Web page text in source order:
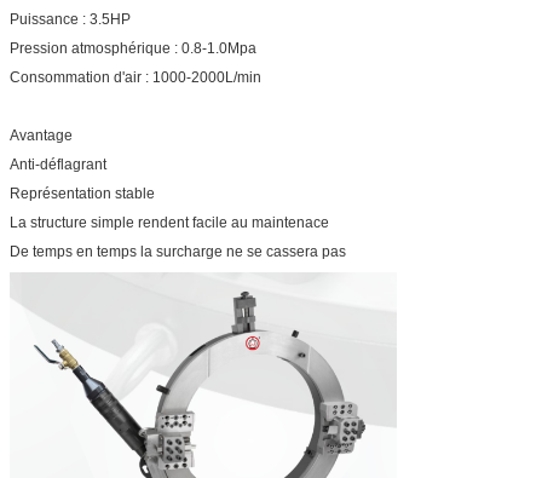
Puissance : 3.5HP
Pression atmosphérique : 0.8-1.0Mpa
Consommation d'air : 1000-2000L/min
Avantage
Anti-déflagrant
Représentation stable
La structure simple rendent facile au maintenace
De temps en temps la surcharge ne se cassera pas